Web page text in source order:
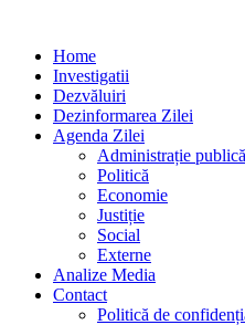
Home
Investigatii
Dezvăluiri
Dezinformarea Zilei
Agenda Zilei
Administrație publică
Politică
Economie
Justiție
Social
Externe
Analize Media
Contact
Politică de